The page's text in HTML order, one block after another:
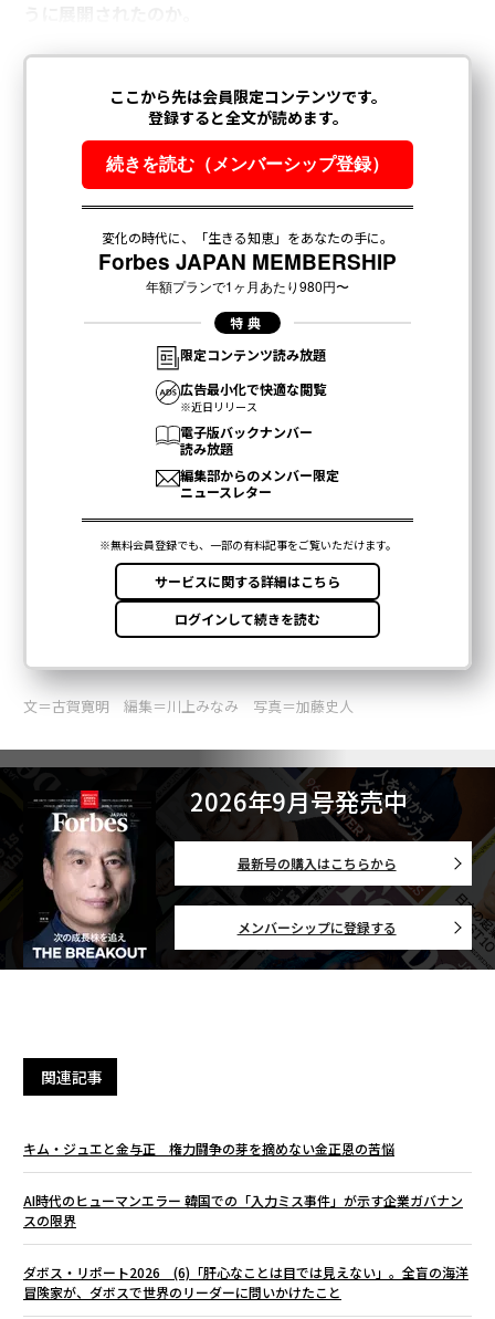
文＝古賀寛明 編集＝川上みなみ 写真＝加藤史人
2026年9月号発売中
最新号の購入はこちらから
メンバーシップに登録する
関連記事
キム・ジュエと金与正 権力闘争の芽を摘めない金正恩の苦悩
AI時代のヒューマンエラー 韓国での「入力ミス事件」が示す企業ガバナン
スの限界
ダボス・リポート2026 (6)「肝心なことは目では見えない」。全盲の海洋
冒険家が、ダボスで世界のリーダーに問いかけたこと